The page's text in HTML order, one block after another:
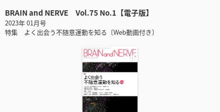
BRAIN and NERVE Vol.75 No.1【電子版】
2023年 01月号
特集 よく出会う不随意運動を知る〔Web動画付き〕